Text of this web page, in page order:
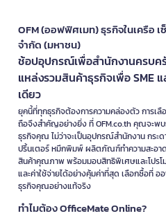
OFM (ออฟฟิศเมท) ธุรกิจในเครือ
จำกัด (มหาชน)
ช้อปอุปกรณ์เพื่อสำนักงานครบค
แหล่งรวมสินค้าธุรกิจเพื่อ SME
เดียว
ยุคนี้ที่ทุกธุรกิจต้องการความคล่องตัว การเ
ถือจึงสำคัญอย่างยิ่ง ที่ OFM.co.th คุณจะพ
ธุรกิจคุณ ไม่ว่าจะเป็นอุปกรณ์สำนักงาน กระด
ปริ้นเตอร์ หมึกพิมพ์ ผลิตภัณฑ์ทำความสะอา
สินค้าคุณภาพ พร้อมมอบสิทธิพิเศษและโปรโ
และค่าใช้จ่ายได้อย่างคุ้มค่าที่สุด เลือกซื้อที่
ธุรกิจคุณอย่างแท้จริง
ทำไมต้อง OfficeMate Online?